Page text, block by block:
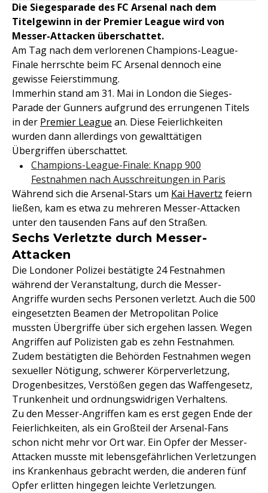
Die Siegesparade des FC Arsenal nach dem
Titelgewinn in der Premier League wird von
Messer-Attacken überschattet.
Am Tag nach dem verlorenen Champions-League-
Finale herrschte beim FC Arsenal dennoch eine
gewisse Feierstimmung.
Immerhin stand am 31. Mai in London die Sieges-
Parade der Gunners aufgrund des errungenen Titels
in der Premier League an. Diese Feierlichkeiten
wurden dann allerdings von gewalttätigen
Übergriffen überschattet.
Champions-League-Finale: Knapp 900
Festnahmen nach Ausschreitungen in Paris
Während sich die Arsenal-Stars um Kai Havertz feiern
ließen, kam es etwa zu mehreren Messer-Attacken
unter den tausenden Fans auf den Straßen.
Sechs Verletzte durch Messer-
Attacken
Die Londoner Polizei bestätigte 24 Festnahmen
während der Veranstaltung, durch die Messer-
Angriffe wurden sechs Personen verletzt. Auch die 500
eingesetzten Beamen der Metropolitan Police
mussten Übergriffe über sich ergehen lassen. Wegen
Angriffen auf Polizisten gab es zehn Festnahmen.
Zudem bestätigten die Behörden Festnahmen wegen
sexueller Nötigung, schwerer Körperverletzung,
Drogenbesitzes, Verstößen gegen das Waffengesetz,
Trunkenheit und ordnungswidrigen Verhaltens.
Zu den Messer-Angriffen kam es erst gegen Ende der
Feierlichkeiten, als ein Großteil der Arsenal-Fans
schon nicht mehr vor Ort war. Ein Opfer der Messer-
Attacken musste mit lebensgefährlichen Verletzungen
ins Krankenhaus gebracht werden, die anderen fünf
Opfer erlitten hingegen leichte Verletzungen.